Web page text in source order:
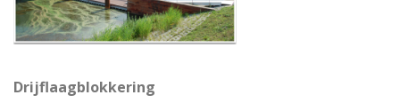
Drijflaagblokkering